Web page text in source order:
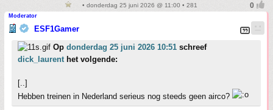
• donderdag 25 juni 2026 @ 11:00 • 281
Moderator
ESF1Gamer
Op donderdag 25 juni 2026 10:51 schreef
dick_laurenthet volgende:
[..]
Hebben treinen in Nederland serieus nog steeds geen airco?